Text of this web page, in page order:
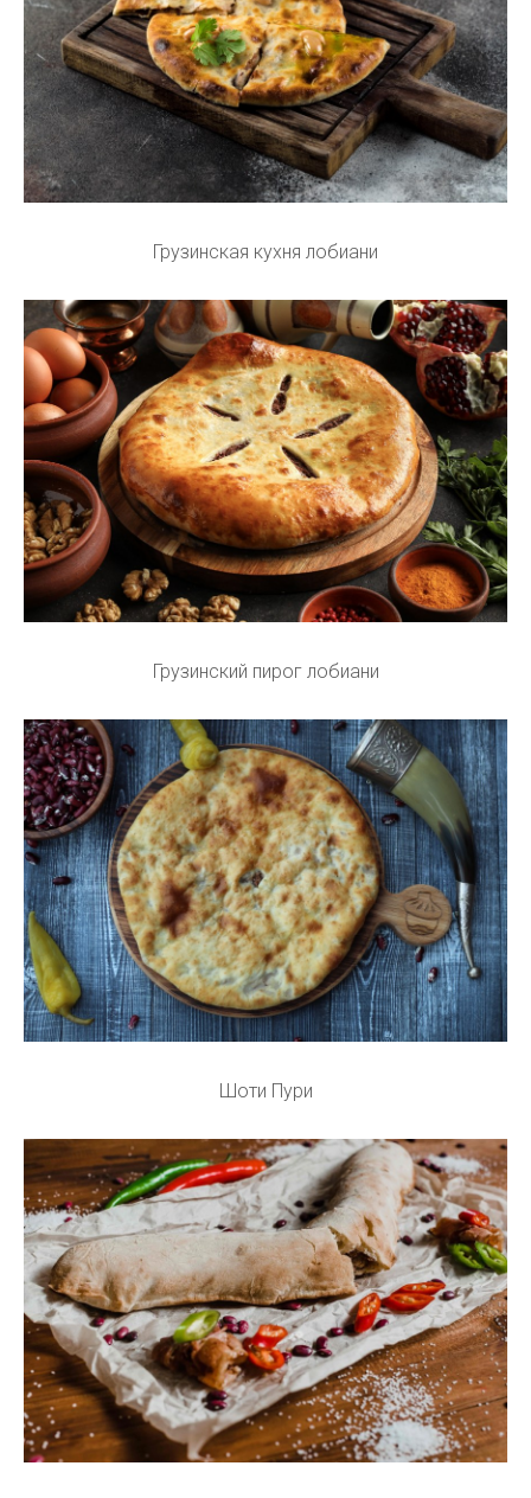
Грузинская кухня лобиани
Грузинский пирог лобиани
Шоти Пури